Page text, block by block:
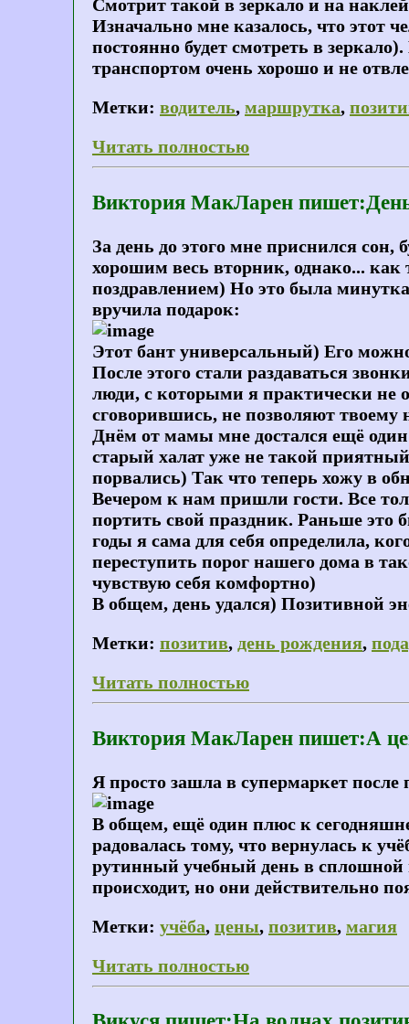
Смотрит такой в зеркало и на
Изначально мне казалось, что этот
постоянно будет смотреть в
транспортом очень хорошо и не
Метки: водитель, маршрутка,
Читать полностью
Виктория МакЛарен
За день до этого мне приснился сон,
хорошим весь вторник, однако... как
поздравлением) Но это была
вручила подарок:
Этот бант универсальный) Его
После этого стали раздаваться
люди, с которыми я практически не
сговорившись, не позволяют твоему
Днём от мамы мне достался ещё
старый халат уже не такой
порвались) Так что теперь хожу в
Вечером к нам пришли гости. Все
портить свой праздник. Раньше это
годы я сама для себя определила,
переступить порог нашего дома в
чувствую себя комфортно)
В общем, день удался) Позитивной
Метки: позитив, день рождения,
Читать полностью
Виктория МакЛарен пишет:А
Я просто зашла в супермаркет после
В общем, ещё один плюс к
радовалась тому, что вернулась к
рутинный учебный день в сплошной
происходит, но они действительно
Метки: учёба, цены, позитив, магия
Читать полностью